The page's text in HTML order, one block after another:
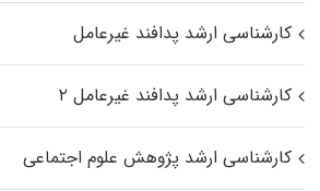
کارشناسی ارشد پدافند غیرعامل
کارشناسی ارشد پدافند غیرعامل ۲
کارشناسی ارشد پژوهش علوم اجتماعی